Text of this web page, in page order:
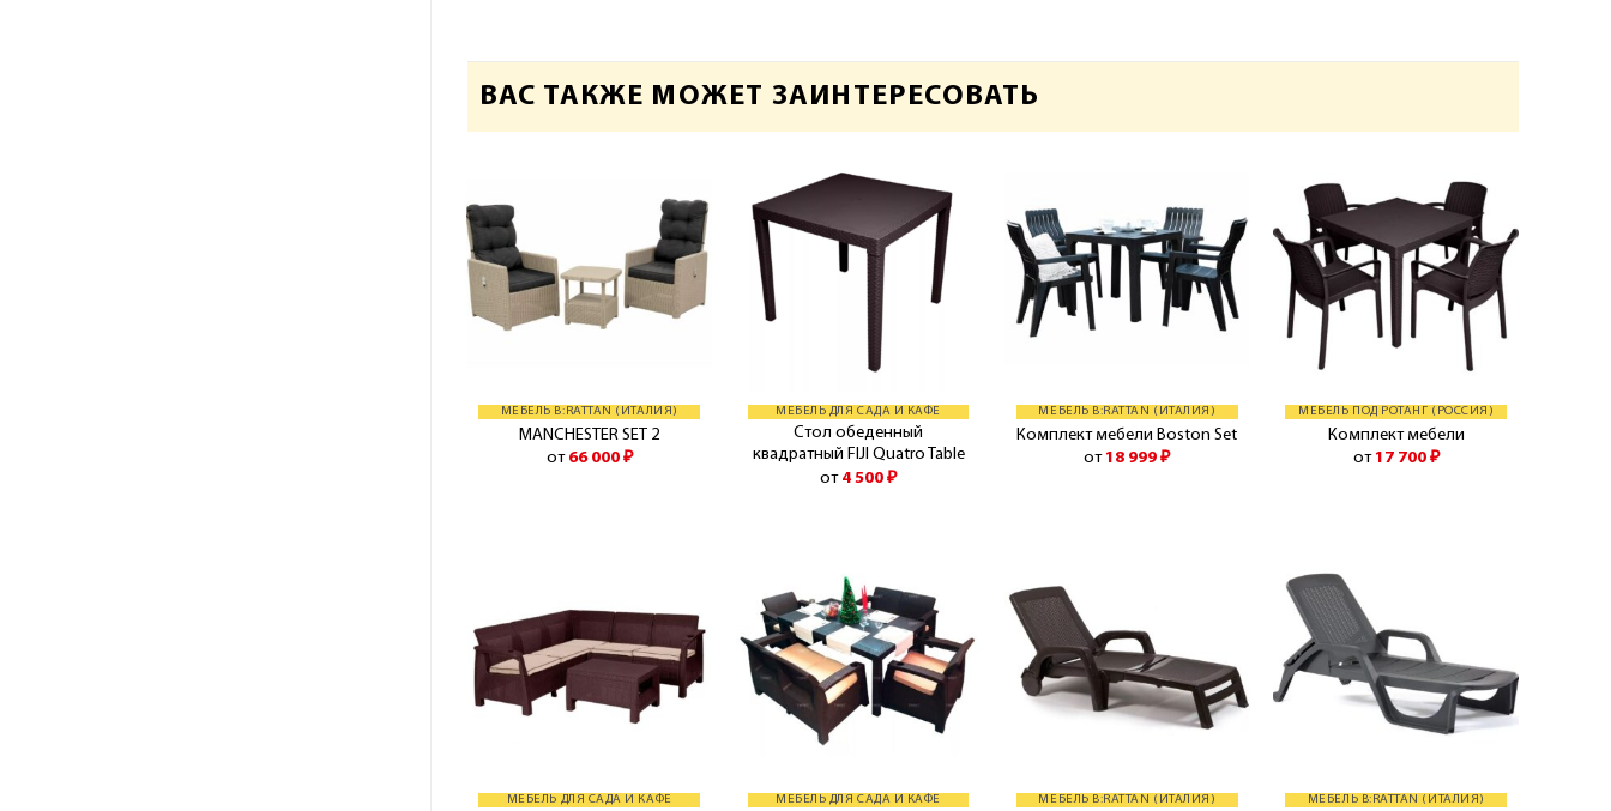
ВАС ТАКЖЕ МОЖЕТ ЗАИНТЕРЕСОВАТЬ
МЕБЕЛЬ B:RATTAN (ИТАЛИЯ)
MANCHESTER SET 2
от 66 000 ₽
МЕБЕЛЬ ДЛЯ САДА И КАФЕ
Стол обеденный
квадратный FIJI Quatro Table
от 4 500₽
МЕБЕЛЬ B:RATTAN (ИТАЛИЯ)
Комплект мебели Boston Set
от 18 999₽
МЕБЕЛЬ ПОД РОТАНГ (РОССИЯ)
Комплект мебели
от 17 700 ₽
МЕБЕЛЬ ДЛЯ САДА И КАФЕ МЕБЕЛЬ ДЛЯ САДА И КАФЕ МЕБЕЛЬ B:RATTAN (ИТАЛИЯ) МЕБЕЛЬ B:RATTAN (ИТАЛИЯ)